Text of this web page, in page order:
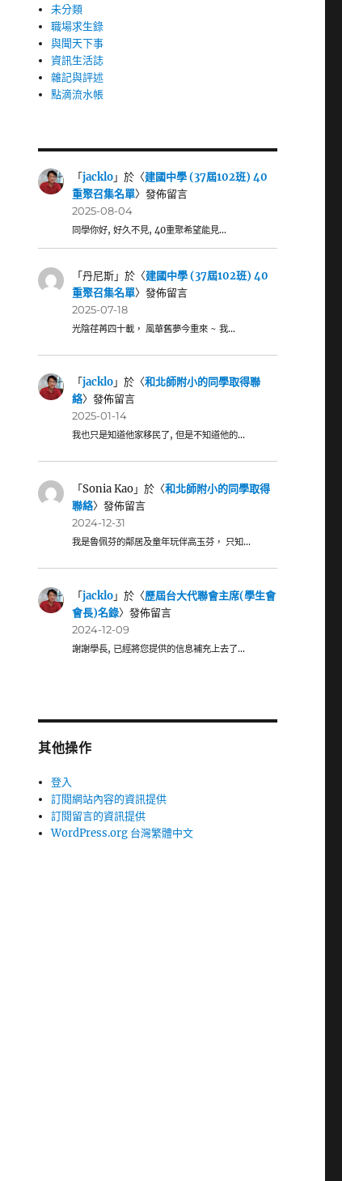
未分類
職場求生錄
與聞天下事
資訊生活誌
雜記與評述
點滴流水帳
「jacklo」於〈建國中學 (37屆102班) 40
重聚召集名單〉發佈留言
2025-08-04
同學你好, 好久不見, 40重聚希望能見…
「丹尼斯」於〈建國中學 (37屆102班) 40
重聚召集名單〉發佈留言
2025-07-18
光陰荏苒四十載， 風華舊夢今重來 ~ 我…
「jacklo」於〈和北師附小的同學取得聯
絡〉發佈留言
2025-01-14
我也只是知道他家移民了, 但是不知道他的…
「Sonia Kao」於〈和北師附小的同學取得
聯絡〉發佈留言
2024-12-31
我是魯佩芬的鄰居及童年玩伴高玉芬， 只知…
「jacklo」於〈歷屆台大代聯會主席(學生會
會長)名錄〉發佈留言
2024-12-09
謝謝學長, 已經將您提供的信息補充上去了…
其他操作
登入
訂閱網站內容的資訊提供
訂閱留言的資訊提供
WordPress.org 台灣繁體中文